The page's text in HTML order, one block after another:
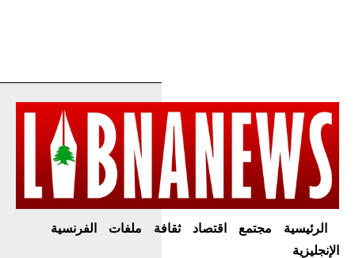
الرئيسية مجتمع اقتصاد ثقافة ملفات
الفرنسية
الإنجليزية